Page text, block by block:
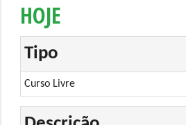
HOJE
Tipo
Curso Livre